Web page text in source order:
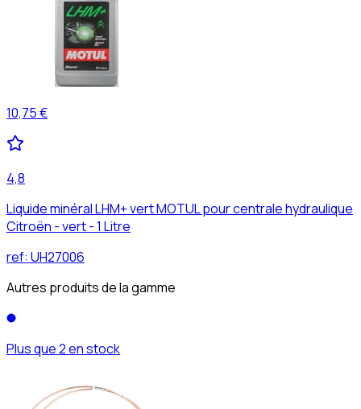
10,75 €
4,8
Liquide minéral LHM+ vert MOTUL pour centrale hydraulique
Citroën - vert - 1 Litre
ref: UH27006
Autres produits de la gamme
Plus que 2 en stock